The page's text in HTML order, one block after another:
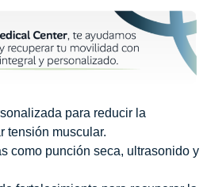
para reducir la
tensión muscular.
como punción seca, ultrasonido y